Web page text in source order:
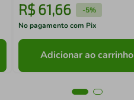
R$61,66 -5%
No pagamento com Pix
Adicionar ao carrinho